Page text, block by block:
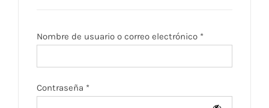
Contacto
Ubicación
Nombre de usuario o correo electrónico *Obligatorio
Contraseña *Obligatorio